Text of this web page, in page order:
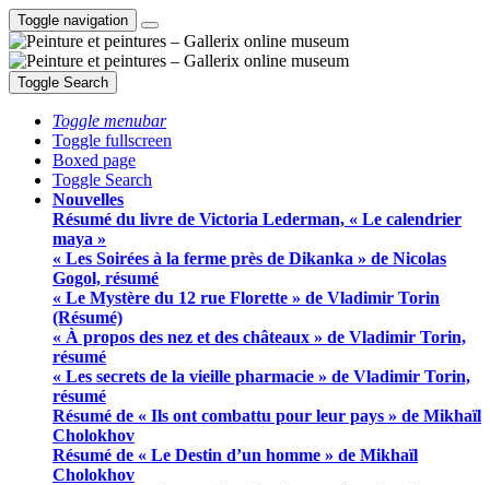
Toggle navigation
Toggle Search
Toggle menubar
Toggle fullscreen
Boxed page
Toggle Search
Nouvelles
Résumé du livre de Victoria Lederman, « Le calendrier
maya »
« Les Soirées à la ferme près de Dikanka » de Nicolas
Gogol, résumé
« Le Mystère du 12 rue Florette » de Vladimir Torin
(Résumé)
« À propos des nez et des châteaux » de Vladimir Torin,
résumé
« Les secrets de la vieille pharmacie » de Vladimir Torin,
résumé
Résumé de « Ils ont combattu pour leur pays » de Mikhaïl
Cholokhov
Résumé de « Le Destin d’un homme » de Mikhaïl
Cholokhov